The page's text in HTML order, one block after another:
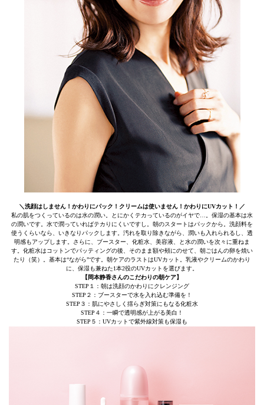
＼洗顔はしません！かわりにパック！クリームは使いません！かわりにUVカット！／
私の肌をつくっているのは水の潤い。とにかくテカっているのがイヤで…。保湿の基本は水
の潤いです。水で潤っていればテカりにくいですし。朝のスタートはパックから。洗顔料を
使うくらいなら、いきなりパックします。汚れを取り除きながら、潤いも入れられるし、透
明感もアップします。さらに、ブースター、化粧水、美容液、と水の潤いを次々に重ねま
す。化粧水はコットンでパッティングの後、そのまま額や頰にのせて、朝ごはんの卵を焼い
たり（笑）。基本は“ながら”です。朝ケアのラストはUVカット。乳液やクリームのかわり
に、保湿も兼ねた1本2役のUVカットを選びます。
【岡本静香さんのこだわりの朝ケア】
STEP１：朝は洗顔のかわりにクレンジング
STEP２：ブースターで水を入れ込む準備を！
STEP３：肌にやさしく揺らぎ対策にもなる化粧水
STEP４：一瞬で透明感が上がる美白！
STEP５：UVカットで紫外線対策も保湿も